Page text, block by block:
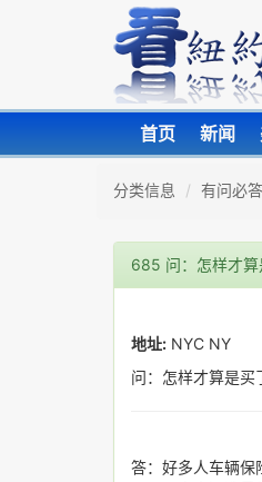
首页 新闻
分类信息 有问必
685 问：怎样才算
地址: NYC NY
问：怎样才算是买
答：好多人车辆保